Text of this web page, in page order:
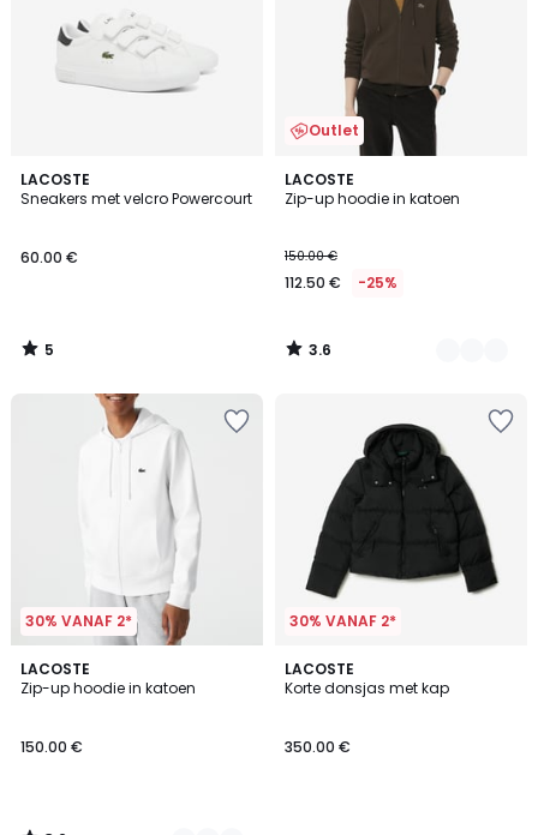
LACOSTE
Sneakers met velcro Powercourt
60.00 €
5
/
5
/
Outlet
LACOSTE
Zip-up hoodie in katoen
150.00 €
112.50 € -25%
3.6
/ 5
2
Kleuren
3.6
/
30% VANAF 2*
LACOSTE
Zip-up hoodie in katoen
150.00 €
3.6
/ 5
7
Kleuren
30% VANAF 2*
LACOSTE
Korte donsjas met kap
350.00 €